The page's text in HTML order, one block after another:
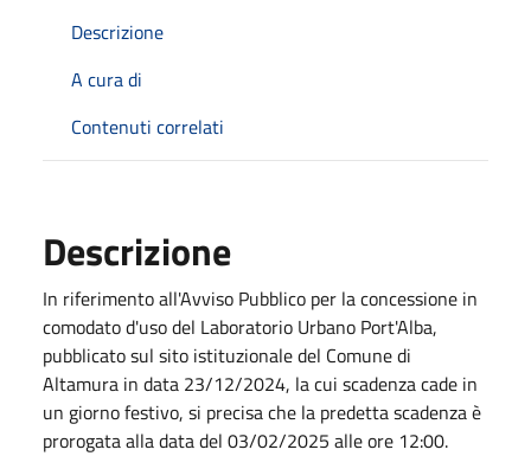
Descrizione
A cura di
Contenuti correlati
Descrizione
In riferimento all'Avviso Pubblico per la concessione in
comodato d'uso del Laboratorio Urbano Port'Alba,
pubblicato sul sito istituzionale del Comune di
Altamura in data 23/12/2024, la cui scadenza cade in
un giorno festivo, si precisa che la predetta scadenza è
prorogata alla data del 03/02/2025 alle ore 12:00.